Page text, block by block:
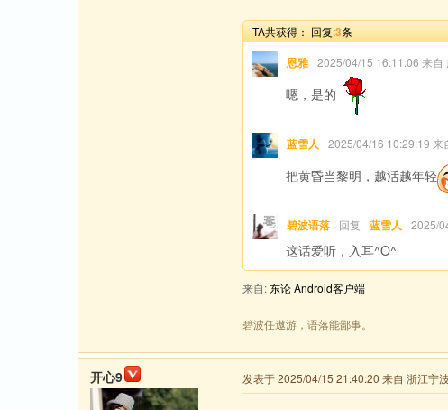
TA共获得：回复:3条
恩雅 2025/04/15 16:11:06 来自
嗯，是的
蓝雪人 2025/04/16 10:29:19 来
把黄昏当黎明，越活越年轻
碧波语落 回复 蓝雪人 2025/
这话爱听，入耳^O^
来自:东论 Android客户端
碧波任遨游，语落能鄙事。
发表于 2025/04/15 21:40:20 来自 浙江宁波
开心9